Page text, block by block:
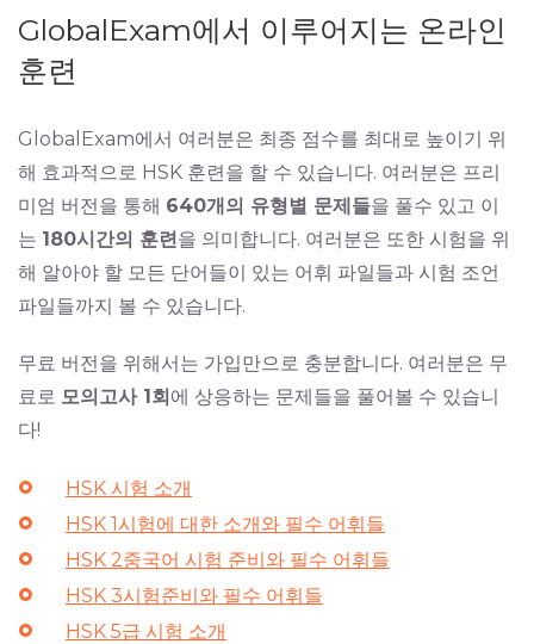
GlobalExam에서 이루어지는 온라인
훈련
GlobalExam에서 여러분은 최종 점수를 최대로 높이기 위
해 효과적으로 HSK 훈련을 할 수 있습니다. 여러분은 프리
미엄 버전을 통해 640개의 유형별 문제들을 풀수 있고 이
는 180시간의 훈련을 의미합니다. 여러분은 또한 시험을 위
해 알아야 할 모든 단어들이 있는 어휘 파일들과 시험 조언
파일들까지 볼 수 있습니다.
무료 버전을 위해서는 가입만으로 충분합니다. 여러분은 무
료로 모의고사 1회에 상응하는 문제들을 풀어볼 수 있습니
다!
HSK 시험 소개
HSK 1시험에 대한 소개와 필수 어휘들
HSK 2중국어 시험 준비와 필수 어휘들
HSK 3시험준비와 필수 어휘들
HSK 5급 시험 소개